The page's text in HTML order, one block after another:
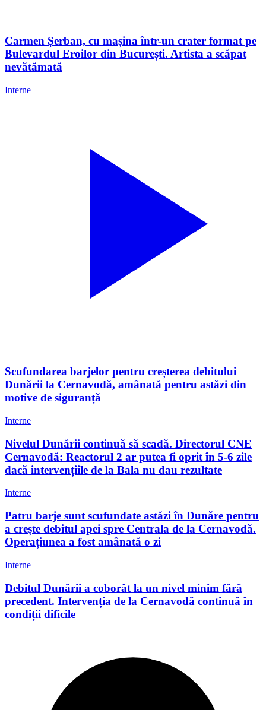
Carmen Șerban, cu mașina într-un crater format pe
Bulevardul Eroilor din București. Artista a scăpat
nevătămată
Interne
Scufundarea barjelor pentru creșterea debitului
Dunării la Cernavodă, amânată pentru astăzi din
motive de siguranță
Interne
Nivelul Dunării continuă să scadă. Directorul CNE
Cernavodă: Reactorul 2 ar putea fi oprit în 5-6 zile
dacă intervențiile de la Bala nu dau rezultate
Interne
Patru barje sunt scufundate astăzi în Dunăre pentru
a crește debitul apei spre Centrala de la Cernavodă.
Operațiunea a fost amânată o zi
Interne
Debitul Dunării a coborât la un nivel minim fără
precedent. Intervenția de la Cernavodă continuă în
condiții dificile